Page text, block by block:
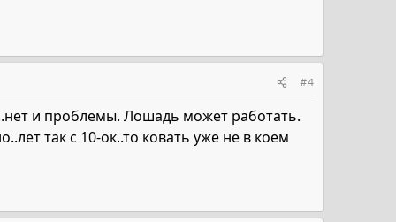
#4
и проблемы. Лошадь может работать.
так с 10-ок..то ковать уже не в коем